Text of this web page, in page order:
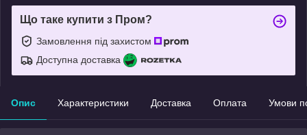
Що таке купити з Пром?
Замовлення під захистом
Доступна доставка
Опис Характеристики Доставка Оплата Умови